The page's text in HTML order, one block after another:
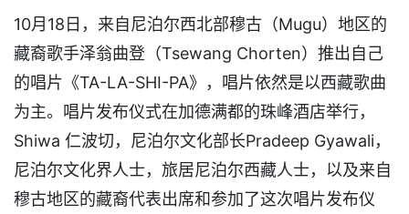
10月18日，来自尼泊尔西北部穆古（Mugu）地区的
藏裔歌手泽翁曲登（Tsewang Chorten）推出自己
的唱片《TA-LA-SHI-PA》，唱片依然是以西藏歌曲
为主。唱片发布仪式在加德满都的珠峰酒店举行，
Shiwa 仁波切，尼泊尔文化部长Pradeep Gyawali，
尼泊尔文化界人士，旅居尼泊尔西藏人士，以及来自
穆古地区的藏裔代表出席和参加了这次唱片发布仪